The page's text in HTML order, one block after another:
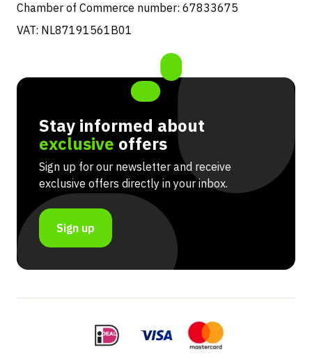
Chamber of Commerce number: 67833675
VAT: NL87191561B01
Stay informed about
exclusive offers
Sign up for our newsletter and receive
exclusive offers directly in your inbox.
Sign up